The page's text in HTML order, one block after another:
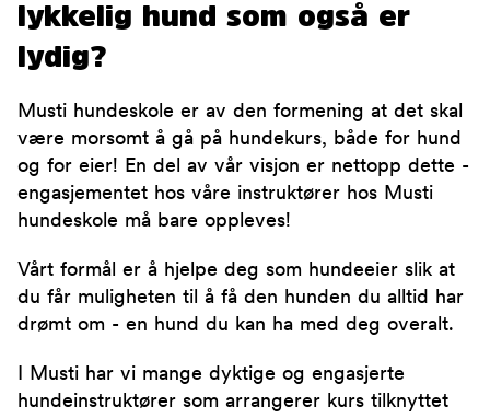
lykkelig hund som også er
lydig?
Musti hundeskole er av den formening at det skal
være morsomt å gå på hundekurs, både for hund
og for eier! En del av vår visjon er nettopp dette -
engasjementet hos våre instruktører hos Musti
hundeskole må bare oppleves!
Vårt formål er å hjelpe deg som hundeeier slik at
du får muligheten til å få den hunden du alltid har
drømt om - en hund du kan ha med deg overalt.
I Musti har vi mange dyktige og engasjerte
hundeinstruktører som arrangerer kurs tilknyttet